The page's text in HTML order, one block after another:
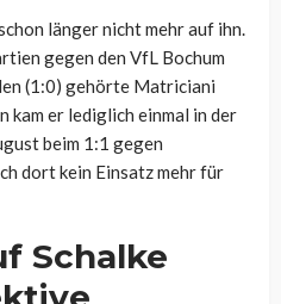
länger nicht mehr auf ihn.
gegen den VfL Bochum
(1:0) gehörte Matriciani
kam er lediglich einmal in der
beim 1:1 gegen
dort kein Einsatz mehr für
Schalke